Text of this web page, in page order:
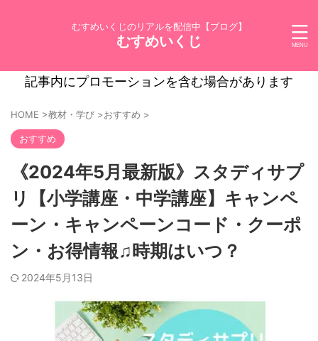
むすめいくじのリアルを配信中【ブログ】
むすめいくじ
記事内にプロモーションを含む場合があります
HOME >教材・学び >おすすめ >
おすすめ
《2024年5月最新版》スタディサプ
リ【小学講座・中学講座】キャンペ
ーン・キャンペーンコード・クーポ
ン・お得情報♫時期はいつ？
2024年5月13日